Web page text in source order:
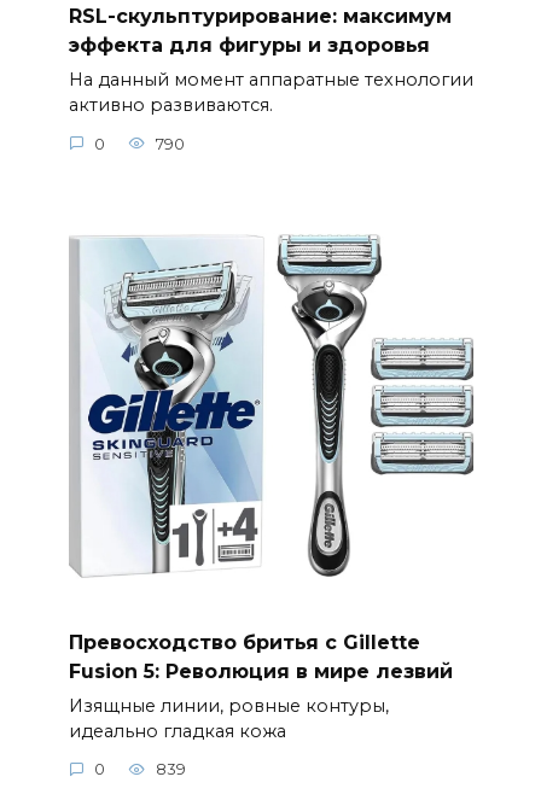
RSL-скульптурирование: максимум
эффекта для фигуры и здоровья
На данный момент аппаратные технологии
активно развиваются.
0 790
Превосходство бритья с Gillette
Fusion 5: Революция в мире лезвий
Изящные линии, ровные контуры,
идеально гладкая кожа
0 839